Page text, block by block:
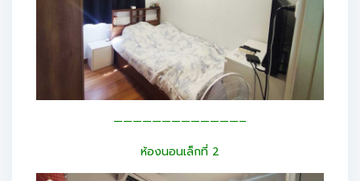
—————————————–
ห้องนอนเล็กที่ 2